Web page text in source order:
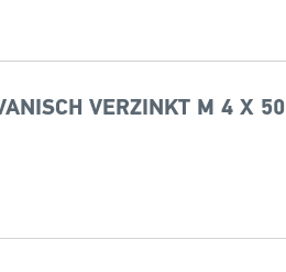
VERZINKT M 4 X 50